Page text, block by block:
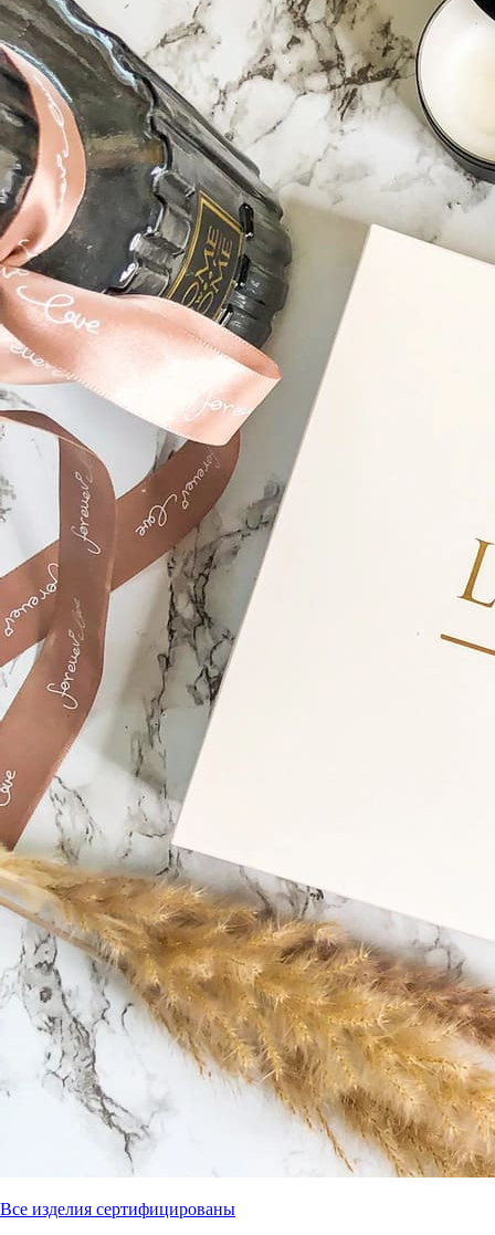
Все изделия сертифицированы